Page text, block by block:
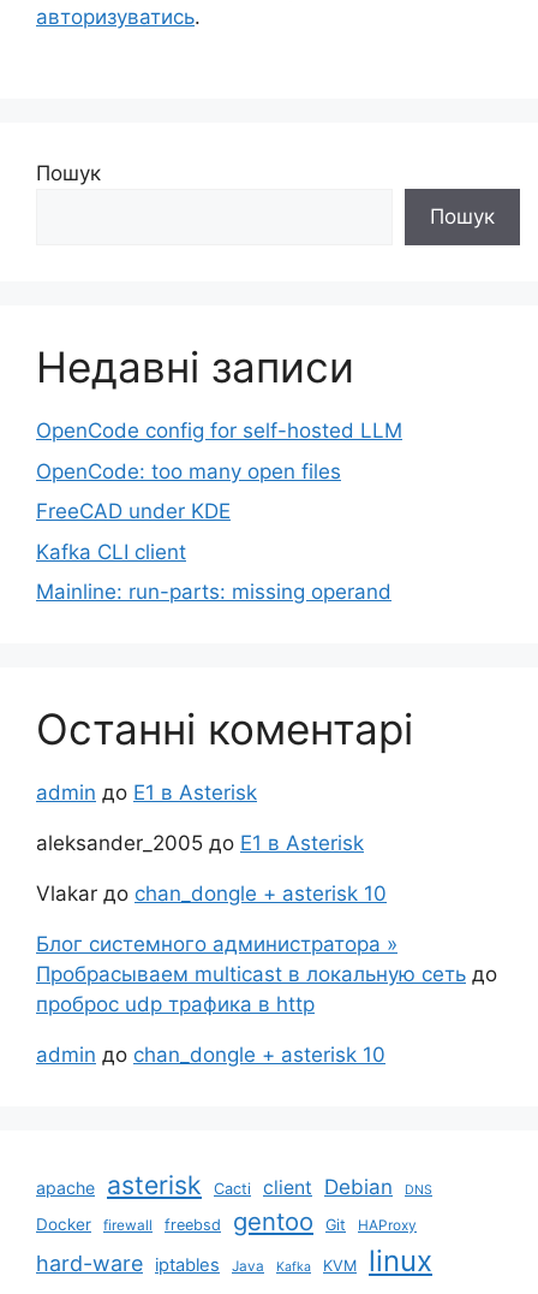
авторизуватись.
Пошук
Пошук
Недавні записи
OpenCode config for self-hosted LLM
OpenCode: too many open files
FreeCAD under KDE
Kafka CLI client
Mainline: run-parts: missing operand
Останні коментарі
admin до Е1 в Asterisk
aleksander_2005 до Е1 в Asterisk
Vlakar до chan_dongle + asterisk 10
Блог системного администратора »
Пробрасываем multicast в локальную сеть до
проброс udp трафика в http
admin до chan_dongle + asterisk 10
apache asterisk Cacti client Debian DNS
Docker firewall freebsd gentoo Git HAProxy
hard-ware iptables Java Kafka KVM linux